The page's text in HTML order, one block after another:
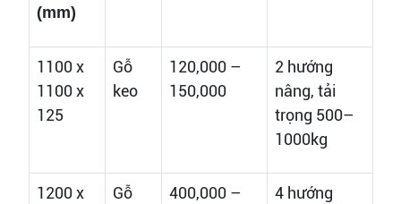
(mm)
1100 x
1100 x
125
Gỗ
keo
120,000 –
150,000
2 hướng
nâng, tải
trọng 500–
1000kg
1200 x
Gỗ
400,000 –
4 hướng